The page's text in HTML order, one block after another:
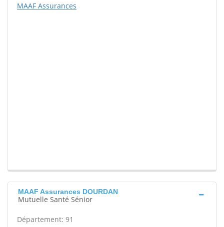
MAAF Assurances
MAAF Assurances DOURDAN
Mutuelle Santé Sénior
Département: 91